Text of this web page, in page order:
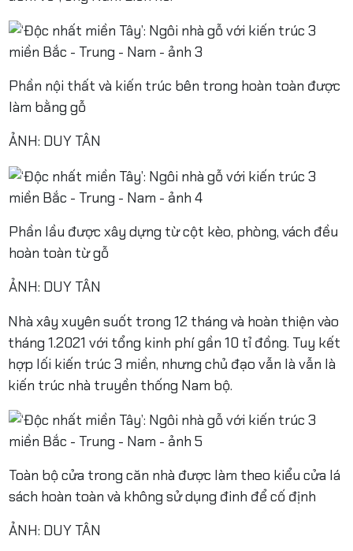
Phần nội thất và kiến trúc bên trong hoàn toàn được
làm bằng gỗ
ẢNH: DUY TÂN
Phần lầu được xây dựng từ cột kèo, phòng, vách đều
hoàn toàn từ gỗ
ẢNH: DUY TÂN
Nhà xây xuyên suốt trong 12 tháng và hoàn thiện vào
tháng 1.2021 với tổng kinh phí gần 10 tỉ đồng. Tuy kết
hợp lối kiến trúc 3 miền, nhưng chủ đạo vẫn là vẫn là
kiến trúc nhà truyền thống Nam bộ.
Toàn bộ cửa trong căn nhà được làm theo kiểu cửa lá
sách hoàn toàn và không sử dụng đinh để cố định
ẢNH: DUY TÂN